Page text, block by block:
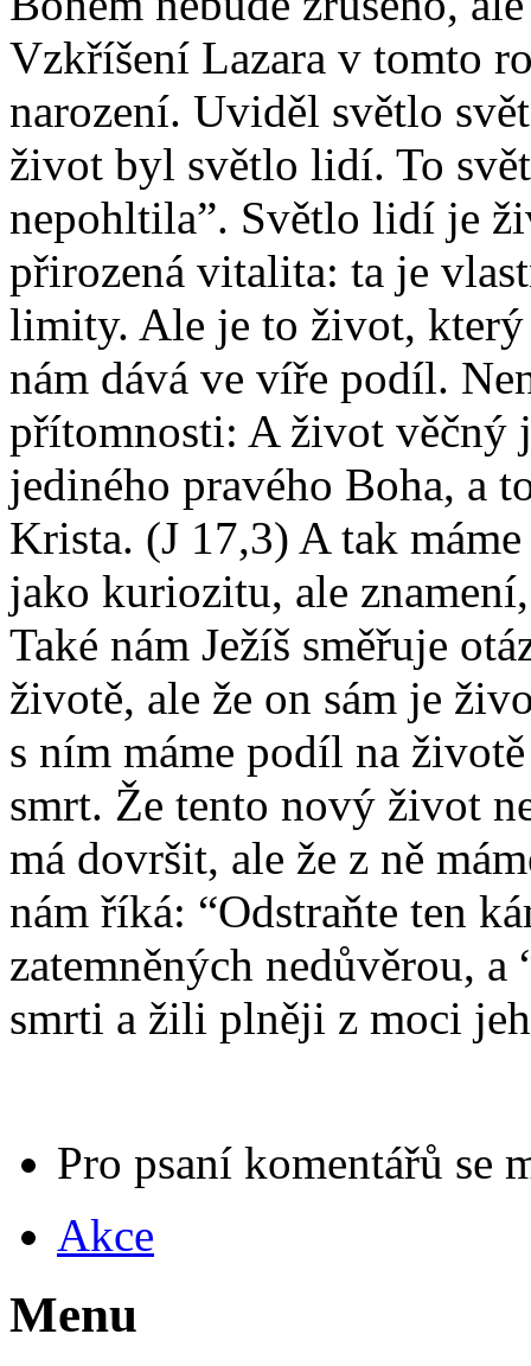
Vzkříšení Lazara v tomto
narození. Uviděl světlo
život byl světlo lidí. To
nepohltila”. Světlo lidí je
přirozená vitalita: ta je
limity. Ale je to život,
nám dává ve víře podíl.
přítomnosti: A život věčný
jediného pravého Boha, a
Krista. (J 17,3) A tak
jako kuriozitu, ale
Také nám Ježíš směřuje
životě, ale že on sám je
s ním máme podíl na
smrt. Že tento nový život
má dovršit, ale že z ně
nám říká: “Odstraňte ten
zatemněných nedůvěrou,
smrti a žili plněji z moci
Pro psaní komentářů se
Akce
Menu